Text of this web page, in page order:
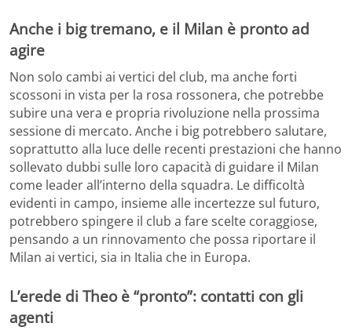
Anche i big tremano, e il Milan è pronto ad
agire
Non solo cambi ai vertici del club, ma anche forti
scossoni in vista per la rosa rossonera, che potrebbe
subire una vera e propria rivoluzione nella prossima
sessione di mercato. Anche i big potrebbero salutare,
soprattutto alla luce delle recenti prestazioni che hanno
sollevato dubbi sulle loro capacità di guidare il Milan
come leader all’interno della squadra. Le difficoltà
evidenti in campo, insieme alle incertezze sul futuro,
potrebbero spingere il club a fare scelte coraggiose,
pensando a un rinnovamento che possa riportare il
Milan ai vertici, sia in Italia che in Europa.
L’erede di Theo è “pronto”: contatti con gli
agenti